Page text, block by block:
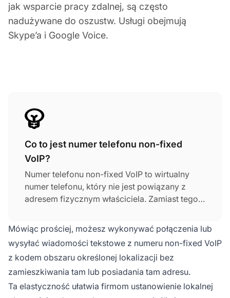
jak wsparcie pracy zdalnej, są często
nadużywane do oszustw. Usługi obejmują
Skype’a i Google Voice.
Co to jest numer telefonu non-fixed
VoIP?
Numer telefonu non-fixed VoIP to wirtualny
numer telefonu, który nie jest powiązany z
adresem fizycznym właściciela. Zamiast tego
przeciwieństwie do tradycyjnych numerów
telefonicznych, możesz go używać z dowolnej
lokalizacji fizycznej.
Mówiąc prościej, możesz wykonywać połączenia lub
wysyłać wiadomości tekstowe z numeru non-fixed VoIP
z kodem obszaru określonej lokalizacji bez
zamieszkiwania tam lub posiadania tam adresu.
Ta elastyczność ułatwia firmom ustanowienie lokalnej